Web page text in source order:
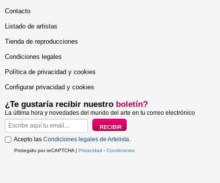
Contacto
Listado de artistas
Tienda de reproducciones
Condiciones legales
Política de privacidad y cookies
Configurar privacidad y cookies
¿Te gustaría recibir nuestro boletín?
La última hora y novedades del mundo del arte en tu correo electrónico
Acepto las Condiciones legales de Artelista.
Protegido por reCAPTCHA | Privacidad - Condiciones